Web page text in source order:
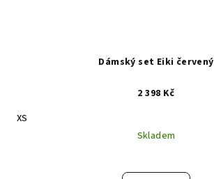
Dámský set Eiki červený
2 398 Kč
XS
Skladem